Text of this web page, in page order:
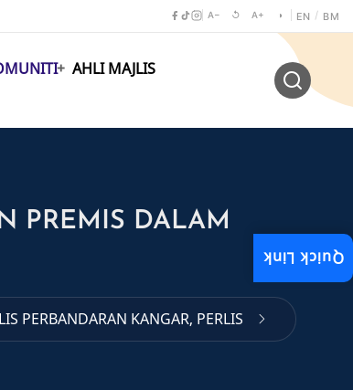
A− ↺ A+ ◑ EN / BM
AHLI MAJLIS
PREMIS DALAM
PERBANDARAN KANGAR, PERLIS
Quick Link